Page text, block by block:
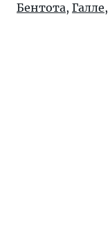
Бентота, Галле,